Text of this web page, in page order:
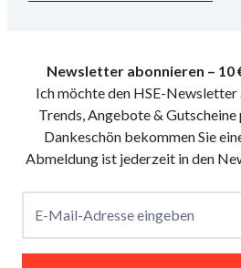
Newsletter abonnieren – 10
Ich möchte den HSE-
Trends, Angebote &
Dankeschön bekommen Sie
Abmeldung ist jederzeit in den
E-Mail-Adresse eingeben